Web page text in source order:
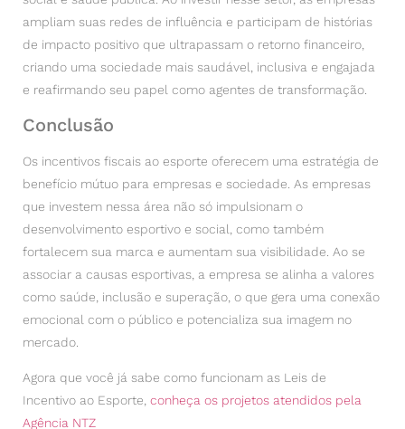
ampliam suas redes de influência e participam de histórias
de impacto positivo que ultrapassam o retorno financeiro,
criando uma sociedade mais saudável, inclusiva e engajada
e reafirmando seu papel como agentes de transformação.
Conclusão
Os incentivos fiscais ao esporte oferecem uma estratégia de
benefício mútuo para empresas e sociedade. As empresas
que investem nessa área não só impulsionam o
desenvolvimento esportivo e social, como também
fortalecem sua marca e aumentam sua visibilidade. Ao se
associar a causas esportivas, a empresa se alinha a valores
como saúde, inclusão e superação, o que gera uma conexão
emocional com o público e potencializa sua imagem no
mercado.
Agora que você já sabe como funcionam as Leis de
Incentivo ao Esporte, conheça os projetos atendidos pela
Agência NTZ